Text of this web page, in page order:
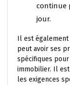
continue
jour.
Il est également
peut avoir ses
spécifiques
immobilier. Il
les exigences